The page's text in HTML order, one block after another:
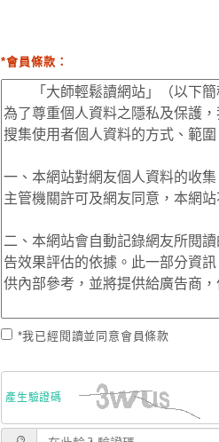
*會員條款：
*我已經閱讀並同意會員條款
產生驗證碼